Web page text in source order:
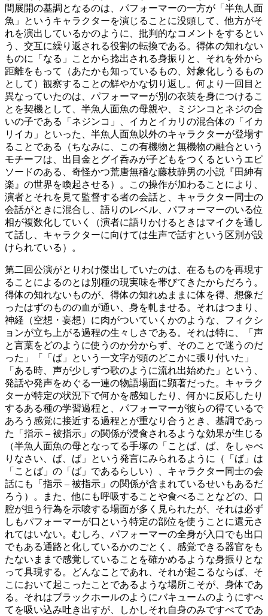
間展開の基調となるのは、パフォーマーの一方が「半魚人面
魚」というキャラクターを演じることに没頭して、他方がそ
れを演出しているかのように、批判的なコメントをするとい
う、交互に繰り返される役割の転換である。得体の知れない
ものに「なる」ことから捻出される身振りと、それを外から
距離をもって（あたかも知っているもの、対象化しうるもの
として）観察することの鮮やかな切り返し。何より一回目と
異なっていたのは、パフォーマーが別の衣装を身につけるこ
とを契機として、半魚人面魚の母親や、ミジンコとネジの合
いの子である「ネジンコ」、イカとイカリの混合体の「イカ
リイカ」といった、半魚人面魚以外のキャラクターが登場す
ることである（ちなみに、この有機物と無機物の融合という
モチーフは、出目金とグイ呑みが子どもをつくるというエピ
ソードのある、奇怪かつ荒唐無稽な藤枝静男の小説『田紳有
楽』の世界を喚起させる）。この操作が加わることにより、
演者とそれを見て監督する者の会話と、キャラクター同士の
会話がときに混合し、語りのレベル、パフォーマーのいる位
相が複数化していく（演者に語りかけるときはマイクを通し
て話し、キャラクターに向けては生声で話すという区別が設
けられている）。
第二回公演がとりわけ傑出していたのは、在るものを再現す
ることによるのとは別種の現実味を帯びてきたからだろう。
得体の知れないものが、得体の知れぬままに体を得、想像だ
ったはずのものの血が通い、身を軋ませる。それはつまり、
神経（空想・妄想）に肉がついていくかのような、フィクシ
ョンが立ち上がる過程の生々しさである。それは特に、「声
と言葉をどのように使うのか分からず、そのことで迷うのだ
った」「「ば」という一文字が頭のどこかに張り付いた」
「ある時、声が少しずつ歌のように流れ出始めた」という、
発話や発声をめぐる一連の物語場面に顕著だった。キャラク
ターが特定の状況下で何かを感知したり、何かに反応したり
するある種の学習過程と、パフォーマーが彼らの得ているで
あろう感覚に接近する過程とが重なり合うとき、基調であっ
た「指示 – 被指示」の関係が浸食されるような効果が生じる
（半魚人面魚の母となってる手塚の「ことば、ば、をしゃべ
りなさい、ば、ば」という発言にみられるように（「ば」は
「ことば」の「ば」であるらしい）、キャラクター同士の会
話にも「指示 – 被指示」の関係が含まれているせいもあるだ
ろう）。また、他にも呼吸することや食べることなどの、口
腔が担う行為を示唆する場面が多く見られたが、それは必ず
しもパフォーマーが口という特定の部位を使うことに還元さ
れてはいない。むしろ、パフォーマーの全身が入口でも出口
でもある通路と化しているかのごとく、感覚できる器官をも
たないままで感覚していることを確かめるような身振りとな
って具現する。どんなことであれ、それが起こるならば、そ
こにおいて起こったことであるような場所こそが、身体であ
る。それはブラックホールのようにバキュームのようにすべ
てを吸い込み吐き出すが、しかしそれ自身のみですべてであ